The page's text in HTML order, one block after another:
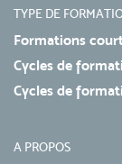
TYPE DE
Formations
Cycles de
Cycles de
A PROPOS